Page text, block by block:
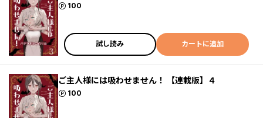
100
ポイント
試し読み カートに追加
ご主人様には吸わせません！ 【連載版】４
100
ポイント